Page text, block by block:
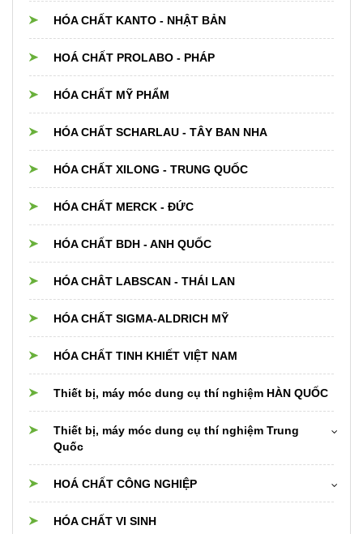
HÓA CHẤT KANTO - NHẬT BẢN
HOÁ CHẤT PROLABO - PHÁP
HÓA CHẤT MỸ PHẨM
HÓA CHẤT SCHARLAU - TÂY BAN NHA
HÓA CHẤT XILONG - TRUNG QUỐC
HÓA CHẤT MERCK - ĐỨC
HÓA CHẤT BDH - ANH QUỐC
HÓA CHÂT LABSCAN - THÁI LAN
HÓA CHẤT SIGMA-ALDRICH MỸ
HÓA CHẤT TINH KHIẾT VIỆT NAM
Thiết bị, máy móc dung cụ thí nghiệm HÀN QUỐC
Thiết bị, máy móc dung cụ thí nghiệm Trung
Quốc
Cân điện tử
Dụng cụ thủy tinh Trung Quốc
HOÁ CHẤT CÔNG NGHIỆP
Hóa chất cho nồi hơi boiler,cooling,chiller
HÓA CHẤT VI SINH